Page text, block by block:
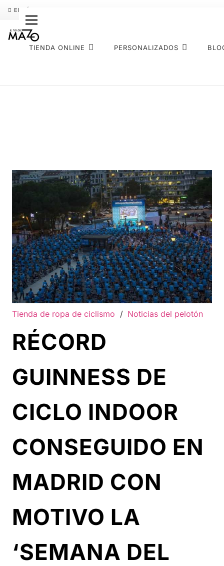
ENVÍO GRATIS
TIENDA ONLINE PERSONALIZADOS
Tienda de ropa de ciclismo / Noticias del pelotón
RÉCORD
GUINNESS DE
CICLO INDOOR
CONSEGUIDO EN
MADRID CON
MOTIVO LA
‘SEMANA DEL